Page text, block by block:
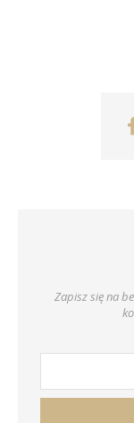
Zapisz się na